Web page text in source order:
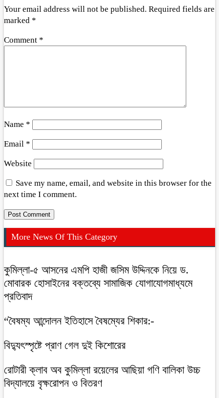
Your email address will not be published. Required fields are
marked *
Comment *
Name *
Email *
Website
Save my name, email, and website in this browser for the
next time I comment.
More News Of This Category
কুমিল্লা-৫ আসনের এমপি হাজী জসিম উদ্দিনকে নিয়ে ড.
মোবারক হোসাইনের বক্তব্যে সামাজিক যোগাযোগমাধ্যমে
প্রতিবাদ
“বৈষম্য আন্দোলন ইতিহাসে বৈষম্যের শিকার:-
বিদ্যুৎস্পৃষ্টে প্রাণ গেল দুই কিশোরের
রোটারী ক্লাব অব কুমিল্লা রয়েলের আছিয়া গণি বালিকা উচ্চ
বিদ্যালয়ে বৃক্ষরোপন ও বিতরণ